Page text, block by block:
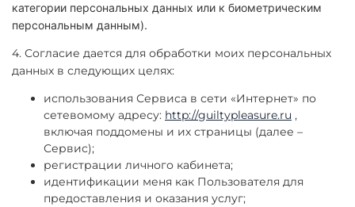
категории персональных данных или к биометрическим
персональным данным).
4. Согласие дается для обработки моих персональных
данных в следующих целях:
использования Сервиса в сети «Интернет» по
сетевомому адресу: http://guiltypleasure.ru ,
включая поддомены и их страницы (далее –
Сервис);
регистрации личного кабинета;
идентификации меня как Пользователя для
предоставления и оказания услуг;